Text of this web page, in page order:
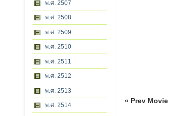
พ.ศ. 2507
พ.ศ. 2508
พ.ศ. 2509
พ.ศ. 2510
พ.ศ. 2511
พ.ศ. 2512
พ.ศ. 2513
พ.ศ. 2514
« Prev Movie